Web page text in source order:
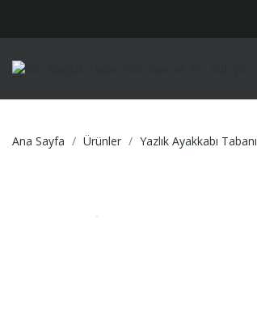
Ana Sayfa Ürünler Yazlık Ayakkabı Tabanı